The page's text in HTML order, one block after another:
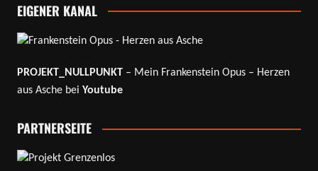
EIGENER KANAL
PROJEKT_NULLPUNKT– Mein Frankenstein Opus – Herzen
aus Asche bei Youtube
PARTNERSEITE